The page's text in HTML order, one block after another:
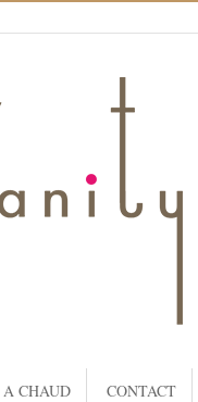
A CHAUD CONTACT